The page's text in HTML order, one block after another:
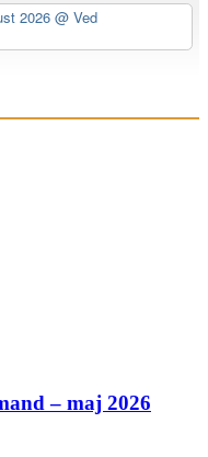
2026 @ Ved
– maj 2026